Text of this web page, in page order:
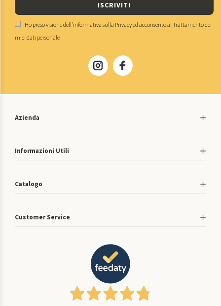
ISCRIVITI
Ho preso visione dell'informativa sulla Privacyed acconsento alTrattamento dei
miei dati personale
Azienda
Informazioni Utili
Catalogo
Customer Service